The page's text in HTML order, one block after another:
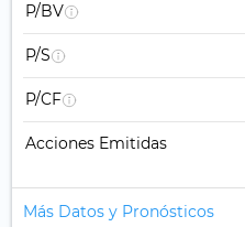
P/BV
P/S
P/CF
Acciones Emitidas
Más Datos y Pronósticos